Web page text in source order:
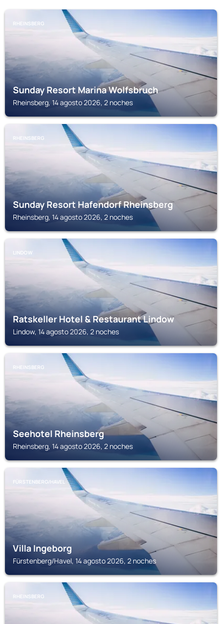
RHEINSBERG
Sunday Resort Marina Wolfsbruch
Rheinsberg, 14 agosto 2026, 2 noches
RHEINSBERG
Sunday Resort Hafendorf Rheinsberg
Rheinsberg, 14 agosto 2026, 2 noches
LINDOW
Ratskeller Hotel & Restaurant Lindow
Lindow, 14 agosto 2026, 2 noches
RHEINSBERG
Seehotel Rheinsberg
Rheinsberg, 14 agosto 2026, 2 noches
FÜRSTENBERG/HAVEL
Villa Ingeborg
Fürstenberg/Havel, 14 agosto 2026, 2 noches
RHEINSBERG